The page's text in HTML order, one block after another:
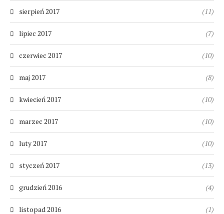
sierpień 2017 (11)
lipiec 2017 (7)
czerwiec 2017 (10)
maj 2017 (8)
kwiecień 2017 (10)
marzec 2017 (10)
luty 2017 (10)
styczeń 2017 (13)
grudzień 2016 (4)
listopad 2016 (1)